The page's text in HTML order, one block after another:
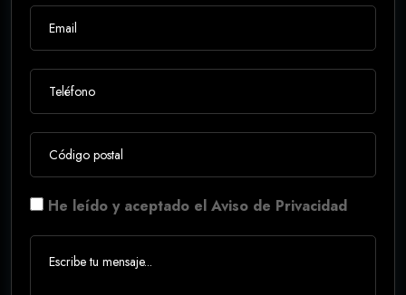
He leído y aceptado el Aviso de Privacidad